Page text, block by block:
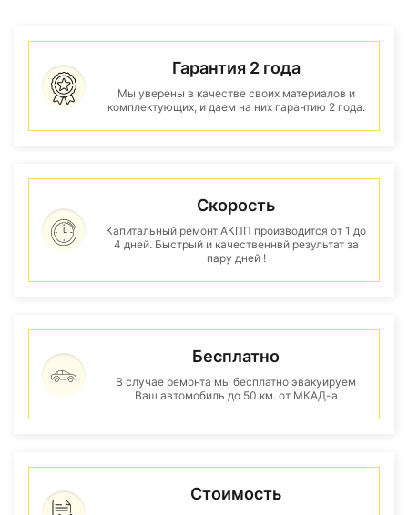
Гарантия 2 года
Мы уверены в качестве своих материалов и
комплектующих, и даем на них гарантию 2 года.
Скорость
Капитальный ремонт АКПП производится от 1 до
4 дней. Быстрый и качественнвй результат за
пару дней !
Бесплатно
В случае ремонта мы бесплатно эвакуируем
Ваш автомобиль до 50 км. от МКАД-а
Стоимость